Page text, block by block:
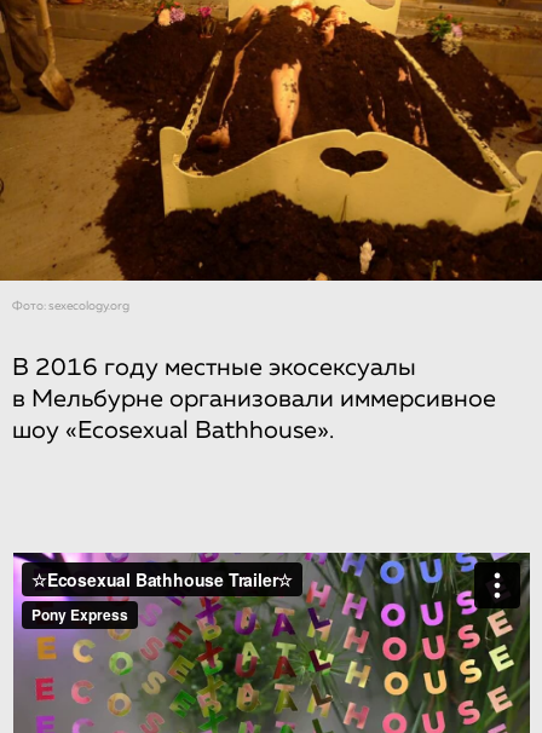
Фото: sexecology.org
В 2016 году местные экосексуалы
в Мельбурне организовали иммерсивное
шоу «Ecosexual Bathhouse».